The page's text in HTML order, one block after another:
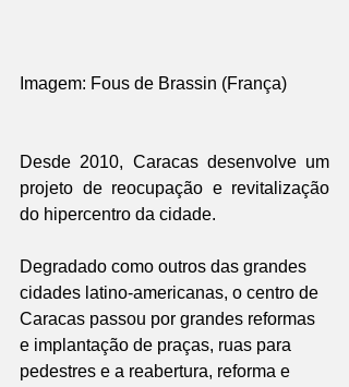
Imagem: Fous de Brassin (França)
Desde 2010, Caracas desenvolve um
projeto de reocupação e revitalização
do hipercentro da cidade.
Degradado como outros das grandes
cidades latino-americanas, o centro de
Caracas passou por grandes reformas
e implantação de praças, ruas para
pedestres e a reabertura, reforma e